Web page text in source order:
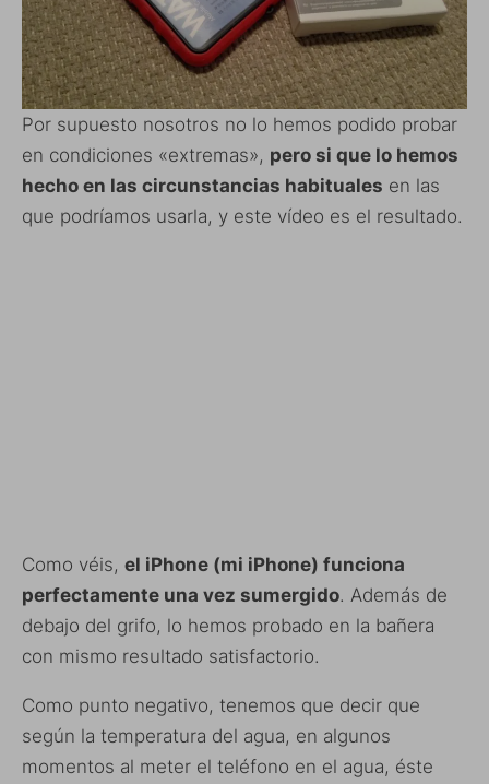
Por supuesto nosotros no lo hemos podido probar
en condiciones «extremas», pero si que lo hemos
hecho en las circunstancias habituales en las
que podríamos usarla, y este vídeo es el resultado.
Como véis, el iPhone (mi iPhone) funciona
perfectamente una vez sumergido. Además de
debajo del grifo, lo hemos probado en la bañera
con mismo resultado satisfactorio.
Como punto negativo, tenemos que decir que
según la temperatura del agua, en algunos
momentos al meter el teléfono en el agua, éste